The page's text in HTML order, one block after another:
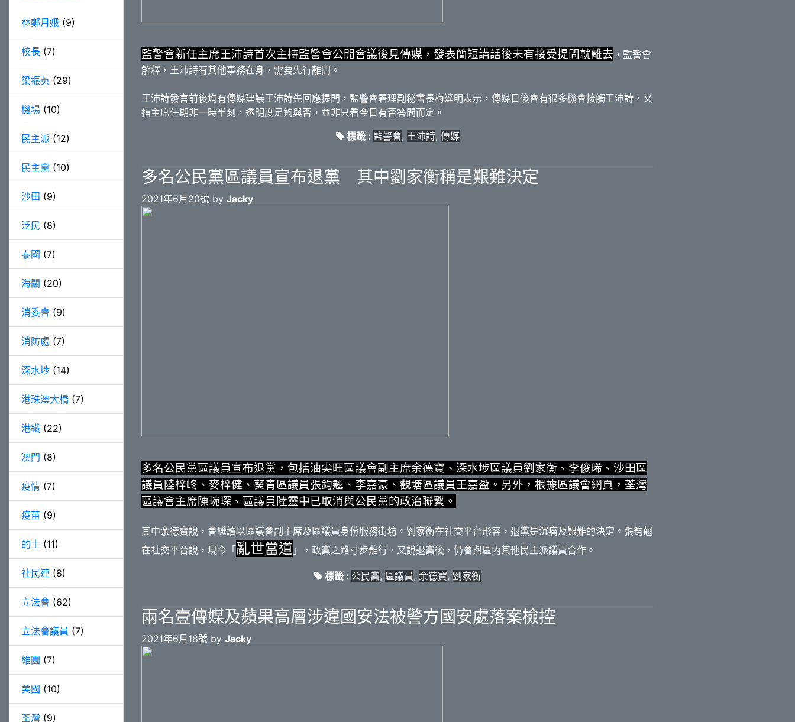
林鄭月娥 (9)
校長 (7)
梁振英 (29)
機場 (10)
民主派 (12)
民主黨 (10)
沙田 (9)
泛民 (8)
泰國 (7)
海關 (20)
消委會 (9)
消防處 (7)
深水埗 (14)
港珠澳大橋 (7)
港鐵 (22)
澳門 (8)
疫情 (7)
疫苗 (9)
的士 (11)
社民連 (8)
立法會 (62)
立法會議員 (7)
維園 (7)
美國 (10)
荃灣 (9)
監警會新任主席王沛詩首次主持監警會公開會議後見傳媒，發表簡短講話後未有接受提問就離去 ，監警會
解釋，王沛詩有其他事務在身，需要先行離開。
王沛詩發言前後均有傳媒建議王沛詩先回應提問，監警會署理副秘書長梅達明表示，傳媒日後會有很多機會接觸王沛詩，又
指主席任期非一時半刻，透明度足夠與否，並非只看今日有否答問而定。
標籤 : 監警會, 王沛詩, 傳媒
多名公民黨區議員宣布退黨 其中劉家衡稱是艱難決定
2021年6月20號 by Jacky
多名公民黨區議員宣布退黨，包括油尖旺區議會副主席余德寶、深水埗區議員劉家衡、李俊晞、沙田區
議員陸梓峂、麥梓健、葵青區議員張鈞翹、李嘉豪、觀塘區議員王嘉盈。另外，根據區議會網頁，荃灣
區議會主席陳琬琛、區議員陸靈中已取消與公民黨的政治聯繫。
其中余德寶說，會繼續以區議會副主席及區議員身份服務街坊。劉家衡在社交平台形容，退黨是沉痛及艱難的決定。張鈞翹
在社交平台說，現今「 亂世當道 」，政黨之路寸步難行，又說退黨後，仍會與區內其他民主派議員合作。
標籤 : 公民黨, 區議員, 余德寶, 劉家衡
兩名壹傳媒及蘋果高層涉違國安法被警方國安處落案檢控
2021年6月18號 by Jacky